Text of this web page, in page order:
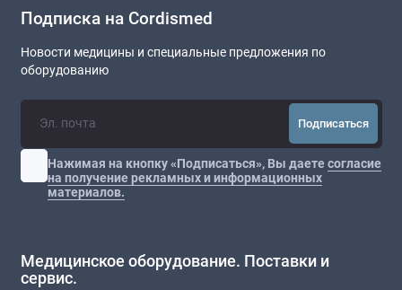
Подписка на Cordismed
Новости медицины и специальные предложения по
оборудованию
Подписаться
Нажимая на кнопку «Подписаться», Вы даетесогласие
на получение рекламных и информационных
материалов.
Медицинское оборудование. Поставки и
сервис.